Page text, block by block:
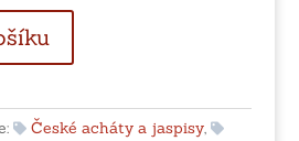
České acháty a jaspisy,